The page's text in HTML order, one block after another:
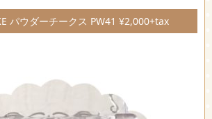
パウダーチークス PW41 ¥2,000+tax